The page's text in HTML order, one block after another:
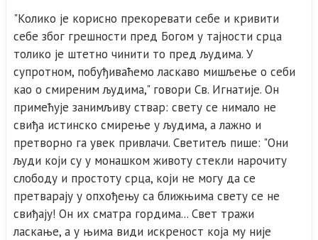
"Колико је корисно прекоревати себе и кривити
себе због грешности пред Богом у тајности срца
толико је штетно чинити то пред људима. У
супротном, побуђиваћемо ласкаво мишљење о себи
као о смиреним људима," говори Св. Игнатије. Он
примећује занимљиву ствар: свету се нимало не
свиђа истинско смирење у људима, а лажно и
претворно га увек привлачи. Светитељ пише: "Они
људи који су у монашком животу стекли нарочиту
слободу и простоту срца, који не могу да се
претварају у опхођењу са ближњима свету се не
свиђају! Он их сматра гордима... Свет тражи
ласкање, а у њима види искреност која му није